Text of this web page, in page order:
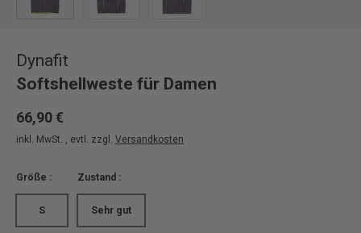
Dynafit
Softshellweste für Damen
66,90 €
inkl. MwSt. , evtl. zzgl. Versandkosten
Größe :
S
Zustand :
Sehr gut